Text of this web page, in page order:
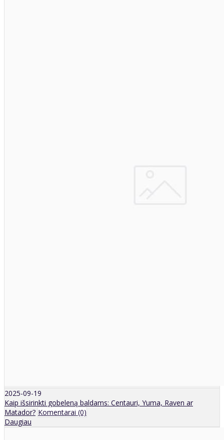
2025-09-19
Kaip išsirinkti gobeleną baldams: Centauri, Yuma, Raven ar
Matador? Komentarai (0)
Daugiau